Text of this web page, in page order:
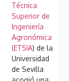
Técnica
Superior de
Ingeniería
Agronómica
(ETSIA) de la
Universidad
de Sevilla